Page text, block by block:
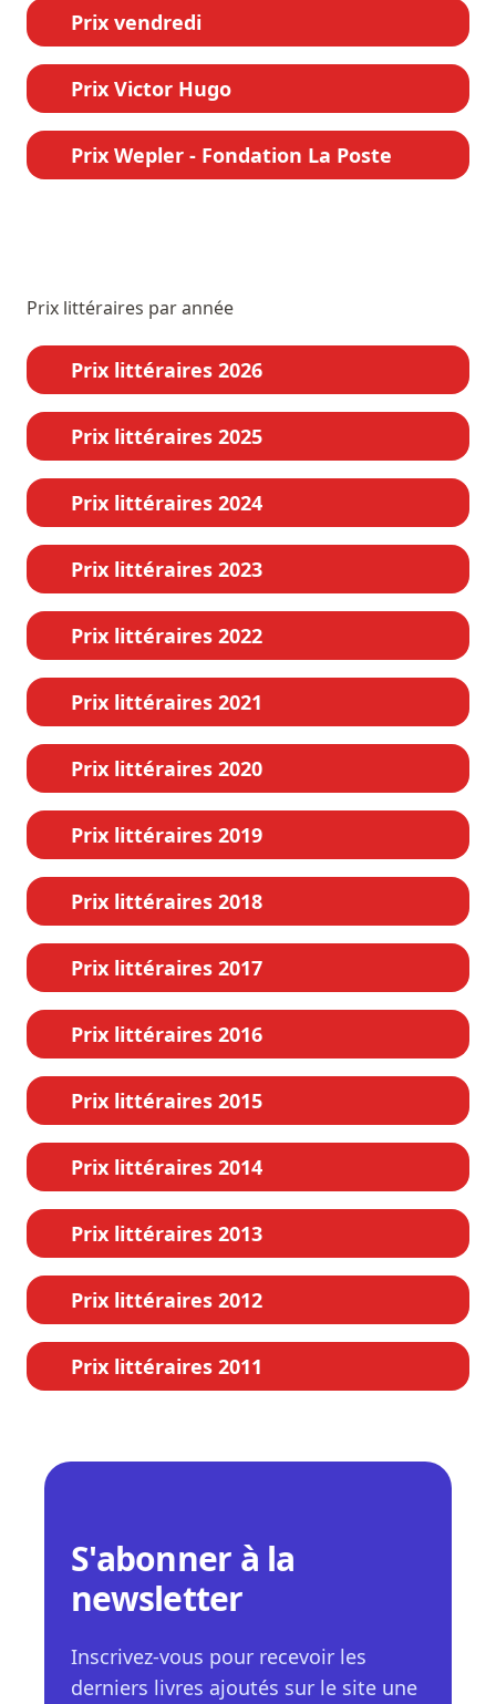
Prix vendredi
Prix Victor Hugo
Prix Wepler - Fondation La Poste
Prix littéraires par année
Prix littéraires 2026
Prix littéraires 2025
Prix littéraires 2024
Prix littéraires 2023
Prix littéraires 2022
Prix littéraires 2021
Prix littéraires 2020
Prix littéraires 2019
Prix littéraires 2018
Prix littéraires 2017
Prix littéraires 2016
Prix littéraires 2015
Prix littéraires 2014
Prix littéraires 2013
Prix littéraires 2012
Prix littéraires 2011
S'abonner à la
newsletter
Inscrivez-vous pour recevoir les
derniers livres ajoutés sur le site une